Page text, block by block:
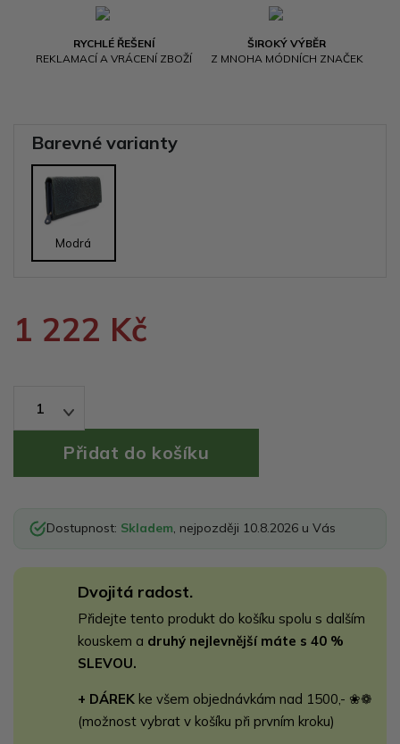
RYCHLÉ ŘEŠENÍ
REKLAMACÍ A VRÁCENÍ ZBOŽÍ
ŠIROKÝ VÝBĚR
Z MNOHA MÓDNÍCH ZNAČEK
Barevné varianty
Modrá
1 222 Kč
1
Dostupnost: Skladem, nejpozději 10.8.2026 u Vás
Dvojitá radost.
Přidejte tento produkt do košíku spolu s dalším
kouskem a druhý nejlevnější máte s 40 %
SLEVOU.
+ DÁREK ke všem objednávkám nad 1500,- ❀❁
(možnost vybrat v košíku při prvním kroku)